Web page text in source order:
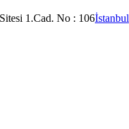
1.Cad. No : 106İstanbul